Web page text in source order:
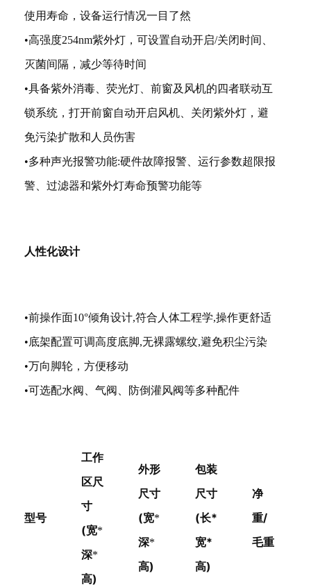
使用寿命，设备运行情况一目了然
•高强度254nm紫外灯，可设置自动开启/关闭时间、
灭菌间隔，减少等待时间
•具备紫外消毒、荧光灯、前窗及风机的四者联动互
锁系统，打开前窗自动开启风机、关闭紫外灯，避
免污染扩散和人员伤害
•多种声光报警功能:硬件故障报警、运行参数超限报
警、过滤器和紫外灯寿命预警功能等
人性化设计
•前操作面10°倾角设计,符合人体工程学,操作更舒适
•底架配置可调高度底脚,无裸露螺纹,避免积尘污染
•万向脚轮，方便移动
•可选配水阀、气阀、防倒灌风阀等多种配件
型号
工作
区尺
寸
(宽*
深*
高)
外形
尺寸
(宽*
深*
高)
包装
尺寸
(长*
宽*
高)
净
重/
毛重